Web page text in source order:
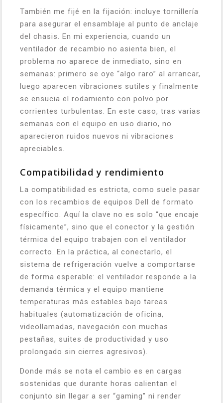
También me fijé en la fijación: incluye tornillería
para asegurar el ensamblaje al punto de anclaje
del chasis. En mi experiencia, cuando un
ventilador de recambio no asienta bien, el
problema no aparece de inmediato, sino en
semanas: primero se oye “algo raro” al arrancar,
luego aparecen vibraciones sutiles y finalmente
se ensucia el rodamiento con polvo por
corrientes turbulentas. En este caso, tras varias
semanas con el equipo en uso diario, no
aparecieron ruidos nuevos ni vibraciones
apreciables.
Compatibilidad y rendimiento
La compatibilidad es estricta, como suele pasar
con los recambios de equipos Dell de formato
específico. Aquí la clave no es solo “que encaje
físicamente”, sino que el conector y la gestión
térmica del equipo trabajen con el ventilador
correcto. En la práctica, al conectarlo, el
sistema de refrigeración vuelve a comportarse
de forma esperable: el ventilador responde a la
demanda térmica y el equipo mantiene
temperaturas más estables bajo tareas
habituales (automatización de oficina,
videollamadas, navegación con muchas
pestañas, suites de productividad y uso
prolongado sin cierres agresivos).
Donde más se nota el cambio es en cargas
sostenidas que durante horas calientan el
conjunto sin llegar a ser “gaming” ni render